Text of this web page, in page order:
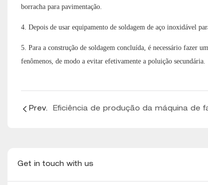
borracha para pavimentação.
4. Depois de usar equipamento de soldagem de aço inoxidável
5. Para a construção de soldagem concluída, é necessário fazer
fenômenos, de modo a evitar efetivamente a poluição secundária.
Prev.
Get in touch with us